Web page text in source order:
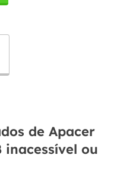
de Apacer
inacessível ou